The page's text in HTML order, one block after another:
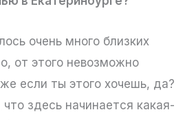
очень много близких
от этого невозможно
если ты этого хочешь, да?
здесь начинается какая-